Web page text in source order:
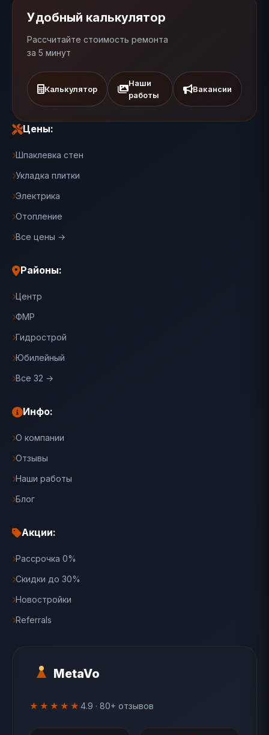
MetaVo
★★★★★ 4.9 · 80+ отзывов
Удобный калькулятор
Рассчитайте стоимость ремонта
за 5 минут
Калькулятор
Наши
работы
Вакансии
Цены:
Шпаклевка стен
Укладка плитки
Электрика
Отопление
Все цены →
Районы:
Центр
ФМР
Гидрострой
Юбилейный
Все 32 →
Инфо:
О компании
Отзывы
Наши работы
Блог
Акции:
Рассрочка 0%
Скидки до 30%
Новостройки
Referrals